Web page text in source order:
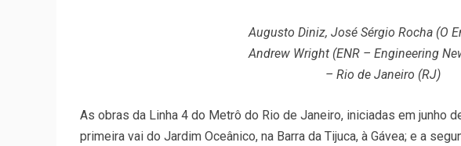
Augusto Diniz, José Sérgio Rocha (O
Andrew Wright (ENR – Engineering
– Rio de Janeiro (RJ)
As obras da Linha 4 do Metrô do Rio de Janeiro, iniciadas em junho
primeira vai do Jardim Oceânico, na Barra da Tijuca, à Gávea; e a